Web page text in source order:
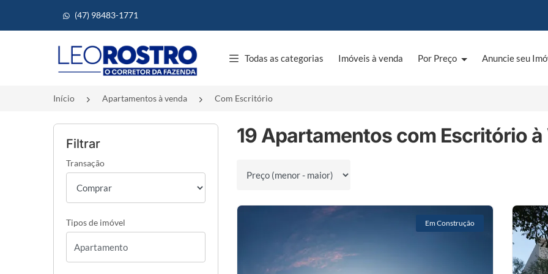
(47) 98483-1771
Página inicial
Todas as categorias Imóveis à venda Por Preço Anuncie seu
Início Apartamentos à venda Com Escritório
Filtrar
Transação
Tipos de imóvel
19 Apartamentos com Escritório à
Ordenar por
Em Construção